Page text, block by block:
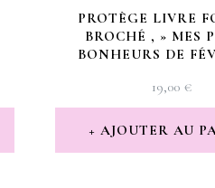
PROTÈGE LIVRE
BROCHÉ , » MES
BONHEURS DE
19,00 €
AJOUTER AU